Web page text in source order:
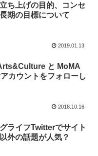
ち上げの目的、コンセ
期の目標について
2019.01.13
と MoMA
カウントをフォローし
2018.10.16
ライフTwitterでサイト
外の話題が人気？